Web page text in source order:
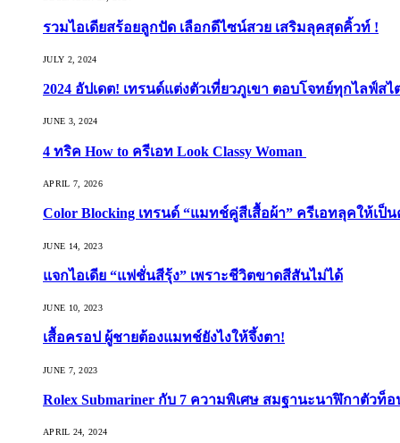
รวมไอเดียสร้อยลูกปัด เลือกดีไซน์สวย เสริมลุคสุดคิ้วท์ !
JULY 2, 2024
2024 อัปเดต! เทรนด์แต่งตัวเที่ยวภูเขา ตอบโจทย์ทุกไลฟ์สไ
JUNE 3, 2024
4 ทริค How to ครีเอท Look Classy Woman
APRIL 7, 2026
Color Blocking เทรนด์ “แมทช์คู่สีเสื้อผ้า” ครีเอทลุคให้เป็น
JUNE 14, 2023
แจกไอเดีย “แฟชั่นสีรุ้ง” เพราะชีวิตขาดสีสันไม่ได้
JUNE 10, 2023
เสื้อครอป ผู้ชายต้องแมทช์ยังไงให้จึ้งตา!
JUNE 7, 2023
Rolex Submariner กับ 7 ความพิเศษ สมฐานะนาฬิกาตัวท็
APRIL 24, 2024